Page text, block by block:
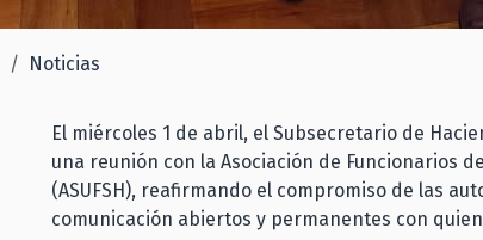
Noticias
El miércoles 1 de abril, el Subsecretario de
una reunión con la Asociación de Funcionarios
(ASUFSH), reafirmando el compromiso de las
comunicación abiertos y permanentes con